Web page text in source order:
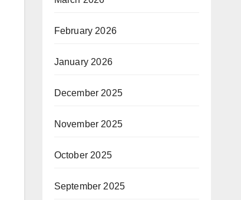
February 2026
January 2026
December 2025
November 2025
October 2025
September 2025